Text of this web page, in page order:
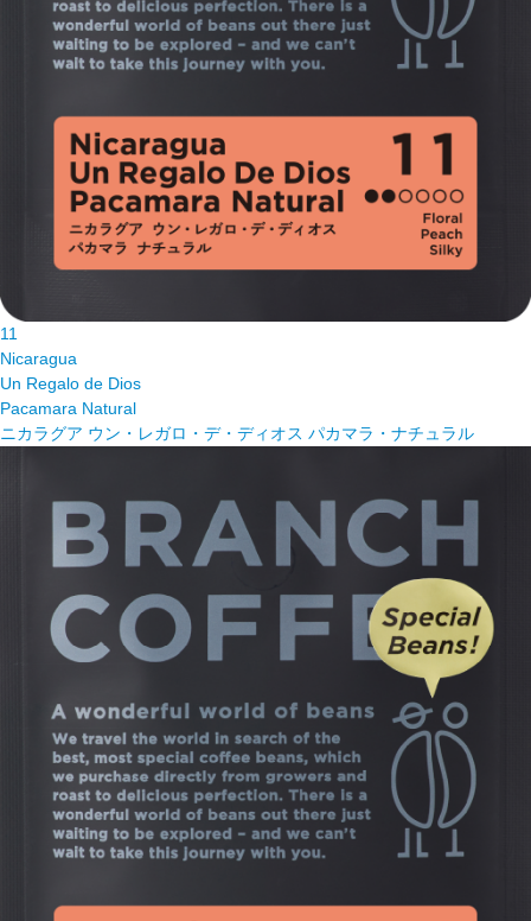
11
Nicaragua
Un Regalo de Dios
Pacamara Natural
ニカラグア ウン・レガロ・デ・ディオス パカマラ・ナチュラル